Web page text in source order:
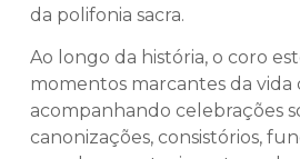
da polifonia sacra.
Ao longo da história, o coro
momentos marcantes da vida
acompanhando celebrações
canonizações, consistórios,